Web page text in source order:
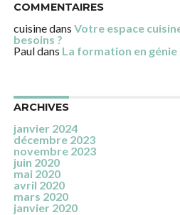
COMMENTAIRES
cuisinedans Votre espace
besoins ?
Pauldans La formation en génie
ARCHIVES
janvier 2024
décembre 2023
novembre 2023
juin 2020
mai 2020
avril 2020
mars 2020
janvier 2020